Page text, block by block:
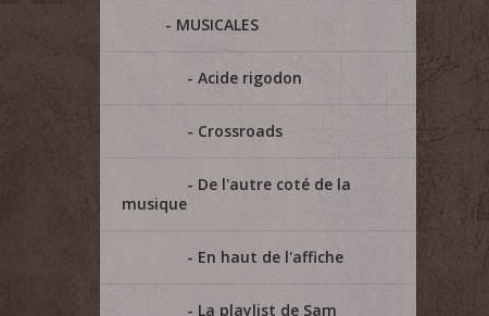
MUSICALES
Acide rigodon
Crossroads
De l'autre coté de la
musique
En haut de l'affiche
La playlist de Sam